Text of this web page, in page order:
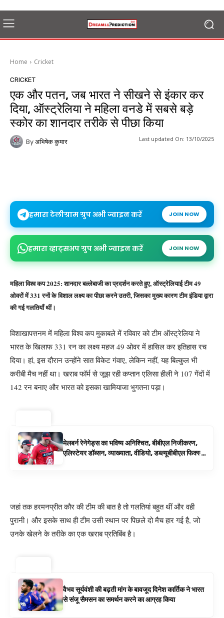
Home Cricket
CRICKET
एक और पतन, जब भारत ने सीखने से इंकार कर
दिया, ऑस्ट्रेलिया ने महिला वनडे में सबसे बड़े
स्कोर का शानदार तरीके से पीछा किया
By अभिषेक कुमार Last updated On: 13/10/2025
हमारा टेलीग्राम ग्रुप अभी ज्वाइन करें JOIN NOW
हमारा व्हाट्सअप ग्रुप अभी ज्वाइन करें JOIN NOW
महिला विश्व कप 2025: शानदार बल्लेबाजी का प्रदर्शन करते हुए, ऑस्ट्रेलियाई टीम 49
ओवरों में 331 रनों के विशाल लक्ष्य का पीछा करने उतरी, जिसका मुख्य कारण टीम इंडिया द्वारा
की गई गलतियाँ थीं।
विशाखापत्तनम में महिला विश्व कप मुकाबले में रविवार को टीम ऑस्ट्रेलिया ने
भारत के खिलाफ 331 रन का लक्ष्य महज 49 ओवर में हासिल कर इतिहास रच
दिया। हां, इस दौरान उन्होंने सात विकेट गंवाए, लेकिन नहीं, यह बिल्कुल भी
करीबी मैच नहीं था। खराब फॉर्म से जूझ रही कप्तान एलिसा हीली ने 107 गेंदों में
142 रन बनाए और भारत को इसका खामियाजा भुगतना पड़ा।
मेलबर्न रेनेगेड्स का भविष्य अनिश्चित, बीबीएल निजीकरण,
एलिस्टेयर डॉब्सन, व्याख्याता, वीडियो, डब्ल्यूबीबीएल फिक्स्चर
जहां तक ​​हरमनप्रीत कौर की टीम की बात है तो गलतियां बहुत थीं और वही
पुरानी। और इसके साथ ही टीम उसी स्थान पर पिछले दो मैच हार गई है, जो
उनके खेलने के तरीके का एक खराब प्रतिबिंब है।
वैभव सूर्यवंशी की बढ़ती मांग के बावजूद दिनेश कार्तिक ने भारत
से संजू सैमसन का समर्थन करने का आग्रह किया